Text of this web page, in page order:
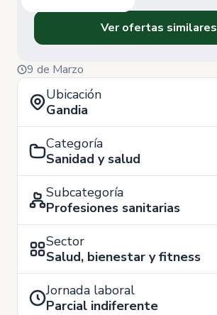
Ver ofertas similares
9 de Marzo
Ubicación
Gandia
Categoría
Sanidad y salud
Subcategoría
Profesiones sanitarias
Sector
Salud, bienestar y fitness
Jornada laboral
Parcial indiferente